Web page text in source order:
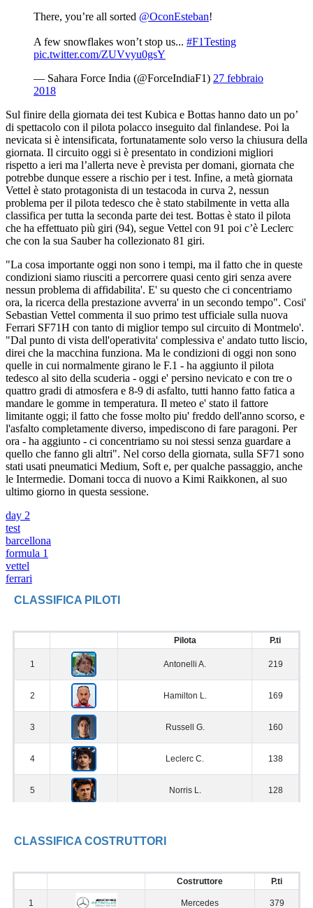
There, you’re all sorted @OconEsteban!
A few snowflakes won’t stop us... #F1Testing
pic.twitter.com/ZUVvyu0gsY
— Sahara Force India (@ForceIndiaF1) 27 febbraio
2018
Sul finire della giornata dei test Kubica e Bottas hanno dato un po’
di spettacolo con il pilota polacco inseguito dal finlandese. Poi la
nevicata si è intensificata, fortunatamente solo verso la chiusura della
giornata. Il circuito oggi si è presentato in condizioni migliori
rispetto a ieri ma l’allerta neve è prevista per domani, giornata che
potrebbe dunque essere a rischio per i test. Infine, a metà giornata
Vettel è stato protagonista di un testacoda in curva 2, nessun
problema per il pilota tedesco che è stato stabilmente in vetta alla
classifica per tutta la seconda parte dei test. Bottas è stato il pilota
che ha effettuato più giri (94), segue Vettel con 91 poi c’è Leclerc
che con la sua Sauber ha collezionato 81 giri.
"La cosa importante oggi non sono i tempi, ma il fatto che in queste
condizioni siamo riusciti a percorrere quasi cento giri senza avere
nessun problema di affidabilita'. E' su questo che ci concentriamo
ora, la ricerca della prestazione avverra' in un secondo tempo". Cosi'
Sebastian Vettel commenta il suo primo test ufficiale sulla nuova
Ferrari SF71H con tanto di miglior tempo sul circuito di Montmelo'.
"Dal punto di vista dell'operativita' complessiva e' andato tutto liscio,
direi che la macchina funziona. Ma le condizioni di oggi non sono
quelle in cui normalmente girano le F.1 - ha aggiunto il pilota
tedesco al sito della scuderia - oggi e' persino nevicato e con tre o
quattro gradi di atmosfera e 8-9 di asfalto, tutti hanno fatto fatica a
mandare le gomme in temperatura. Il meteo e' stato il fattore
limitante oggi; il fatto che fosse molto piu' freddo dell'anno scorso, e
l'asfalto completamente diverso, impediscono di fare paragoni. Per
ora - ha aggiunto - ci concentriamo su noi stessi senza guardare a
quello che fanno gli altri". Nel corso della giornata, sulla SF71 sono
stati usati pneumatici Medium, Soft e, per qualche passaggio, anche
le Intermedie. Domani tocca di nuovo a Kimi Raikkonen, al suo
ultimo giorno in questa sessione.
day 2
test
barcellona
formula 1
vettel
ferrari